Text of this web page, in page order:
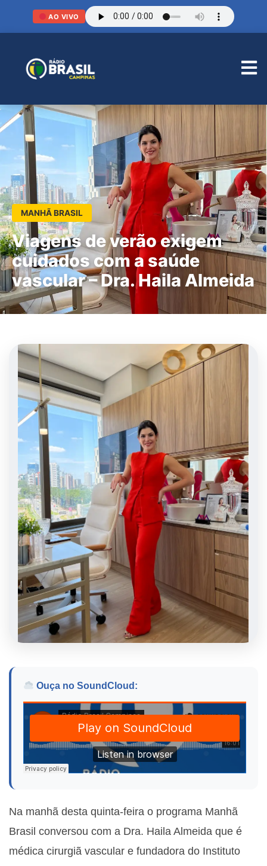
AO VIVO
MANHÃ BRASIL
Viagens de verão exigem
cuidados com a saúde
vascular – Dra. Haila Almeida
Ouça no SoundCloud:
Na manhã desta quinta-feira o programa Manhã
Brasil conversou com a Dra. Haila Almeida que é
médica cirurgiã vascular e fundadora do Instituto